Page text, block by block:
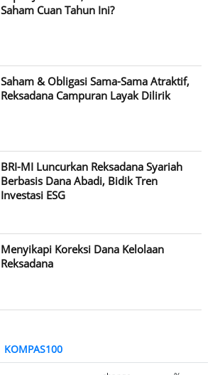
Saham Cuan Tahun Ini?
Saham & Obligasi Sama-Sama Atraktif,
Reksadana Campuran Layak Dilirik
BRI-MI Luncurkan Reksadana Syariah
Berbasis Dana Abadi, Bidik Tren
Investasi ESG
Menyikapi Koreksi Dana Kelolaan
Reksadana
KOMPAS100